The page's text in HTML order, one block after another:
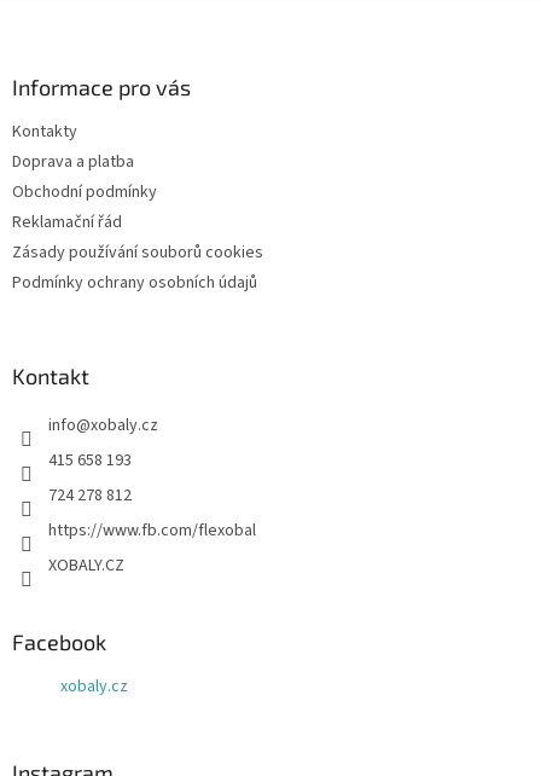
Informace pro vás
Kontakty
Doprava a platba
Obchodní podmínky
Reklamační řád
Zásady používání souborů cookies
Podmínky ochrany osobních údajů
Kontakt
info@xobaly.cz
415 658 193
724 278 812
https://www.fb.com/flexobal
XOBALY.CZ
Facebook
xobaly.cz